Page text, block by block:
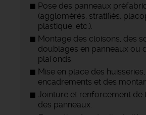
Pose des panneaux
(agglomérés, stratifiés,
plastique, etc.).
Montage des cloisons, des
doublages en panneaux ou
plafonds.
Mise en place des
encadrements et des
Jointure et renforcement de
des panneaux.